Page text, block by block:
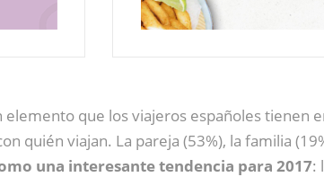
elemento que los viajeros españoles tienen
quién viajan. La pareja (53%), la familia
una interesante tendencia para 2017: